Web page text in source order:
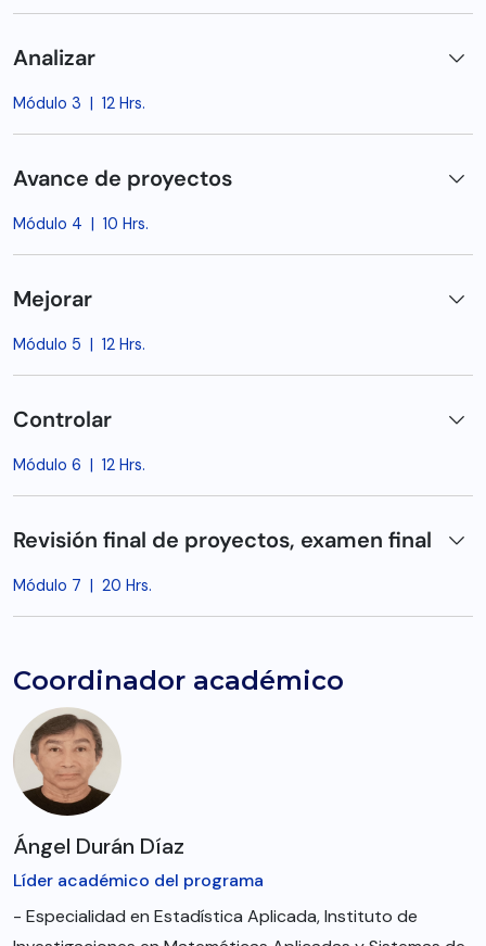
Analizar
Módulo 3 | 12 Hrs.
Avance de proyectos
Módulo 4 | 10 Hrs.
Mejorar
Módulo 5 | 12 Hrs.
Controlar
Módulo 6 | 12 Hrs.
Revisión final de proyectos, examen final
Módulo 7 | 20 Hrs.
Coordinador académico
Ángel Durán Díaz
Líder académico del programa
- Especialidad en Estadística Aplicada, Instituto de